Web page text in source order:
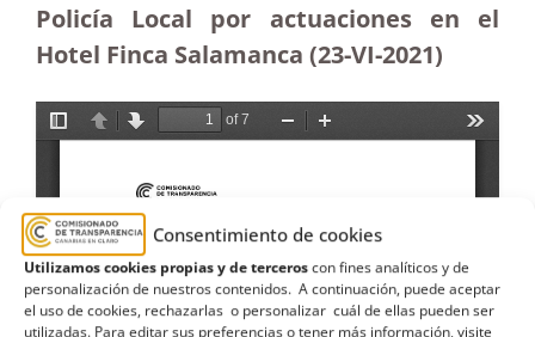
Consentimiento de cookies
Utilizamos cookies propias y de terceroscon fines analíticos y de
personalización de nuestros contenidos. A continuación, puede aceptar
el uso de cookies, rechazarlas o personalizar cuál de ellas pueden ser
utilizadas. Para editar sus preferencias o tener más información, visite
Policía Local por actuaciones en el
Hotel Finca Salamanca (23-VI-2021)